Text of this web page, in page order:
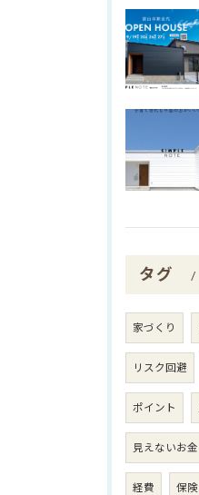
タグ
家づくり
リスク回避
ポイント
見えないお金
経費 保険